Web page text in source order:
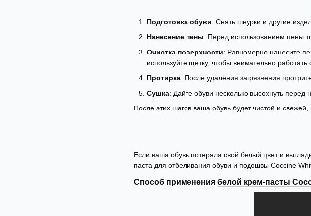
Подготовка обуви: Снять шнурки и другие
Нанесение пены: Перед использованием пены
Очистка поверхности: Равномерно нанесите
используйте щетку, чтобы внимательно работать
Протирка: После удаления загрязнения
Сушка: Дайте обуви несколько высохнуть перед
После этих шагов ваша обувь будет чистой и свежей,
Если ваша обувь потеряла свой белый цвет и
паста для отбеливания обуви и подошвы Coccine
Способ применения белой крем-пасты